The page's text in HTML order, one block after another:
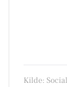
Kilde: